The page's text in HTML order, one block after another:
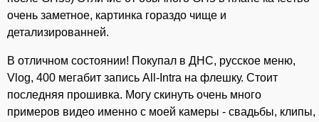
очень заметное, картинка гораздо чище и
детализированней.
В отличном состоянии! Покупал в ДНС, русское меню,
Vlоg, 400 мегабит запись Аll-Intrа на флешку. Стоит
последняя прошивка. Могу скинуть очень много
примеров видео именно с моей камеры - свадьбы, клипы,